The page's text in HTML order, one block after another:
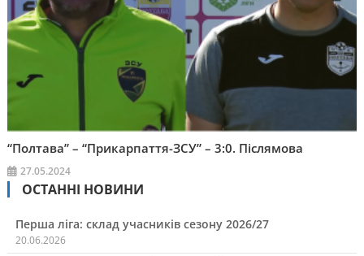
“Полтава” – “Прикарпаття-ЗСУ” – 3:0. Післямова
27.05.2024
ОСТАННІ НОВИНИ
Перша ліга: склад учасників сезону 2026/27
20.06.2026